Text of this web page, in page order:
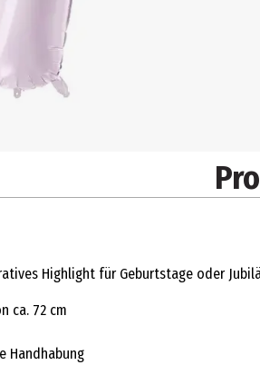
Highlight für Geburtstage oder
ca. 72 cm
Handhabung